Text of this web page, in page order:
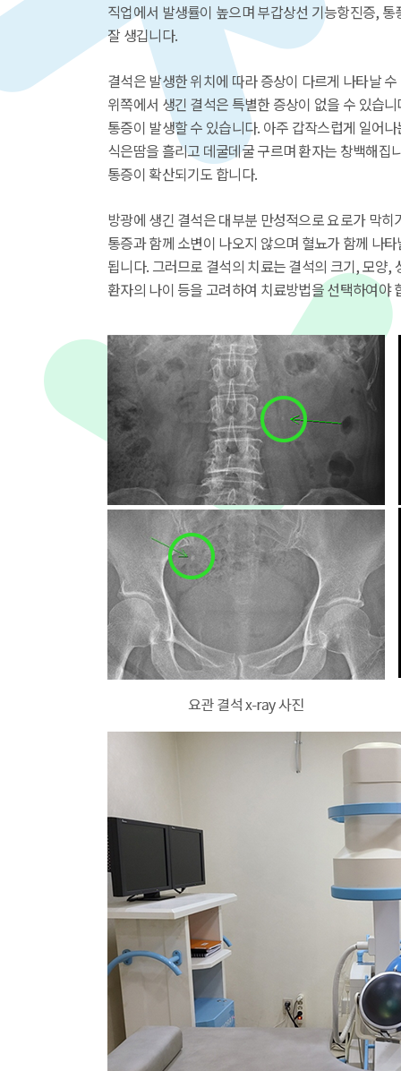
직업에서 발생률이 높으며 부갑상선 기능항진증,
잘 생깁니다.
결석은 발생한 위치에 따라 증상이 다르게 나타날
위쪽에서 생긴 결석은 특별한 증상이 없을 수 있습
통증이 발생할 수 있습니다. 아주 갑작스럽게 일어
식은땀을 흘리고 데굴데굴 구르며 환자는 창백해
통증이 확산되기도 합니다.
방광에 생긴 결석은 대부분 만성적으로 요로가 막
통증과 함께 소변이 나오지 않으며 혈뇨가 함께 나
됩니다. 그러므로 결석의 치료는 결석의 크기, 모양
환자의 나이 등을 고려하여 치료방법을 선택하여야